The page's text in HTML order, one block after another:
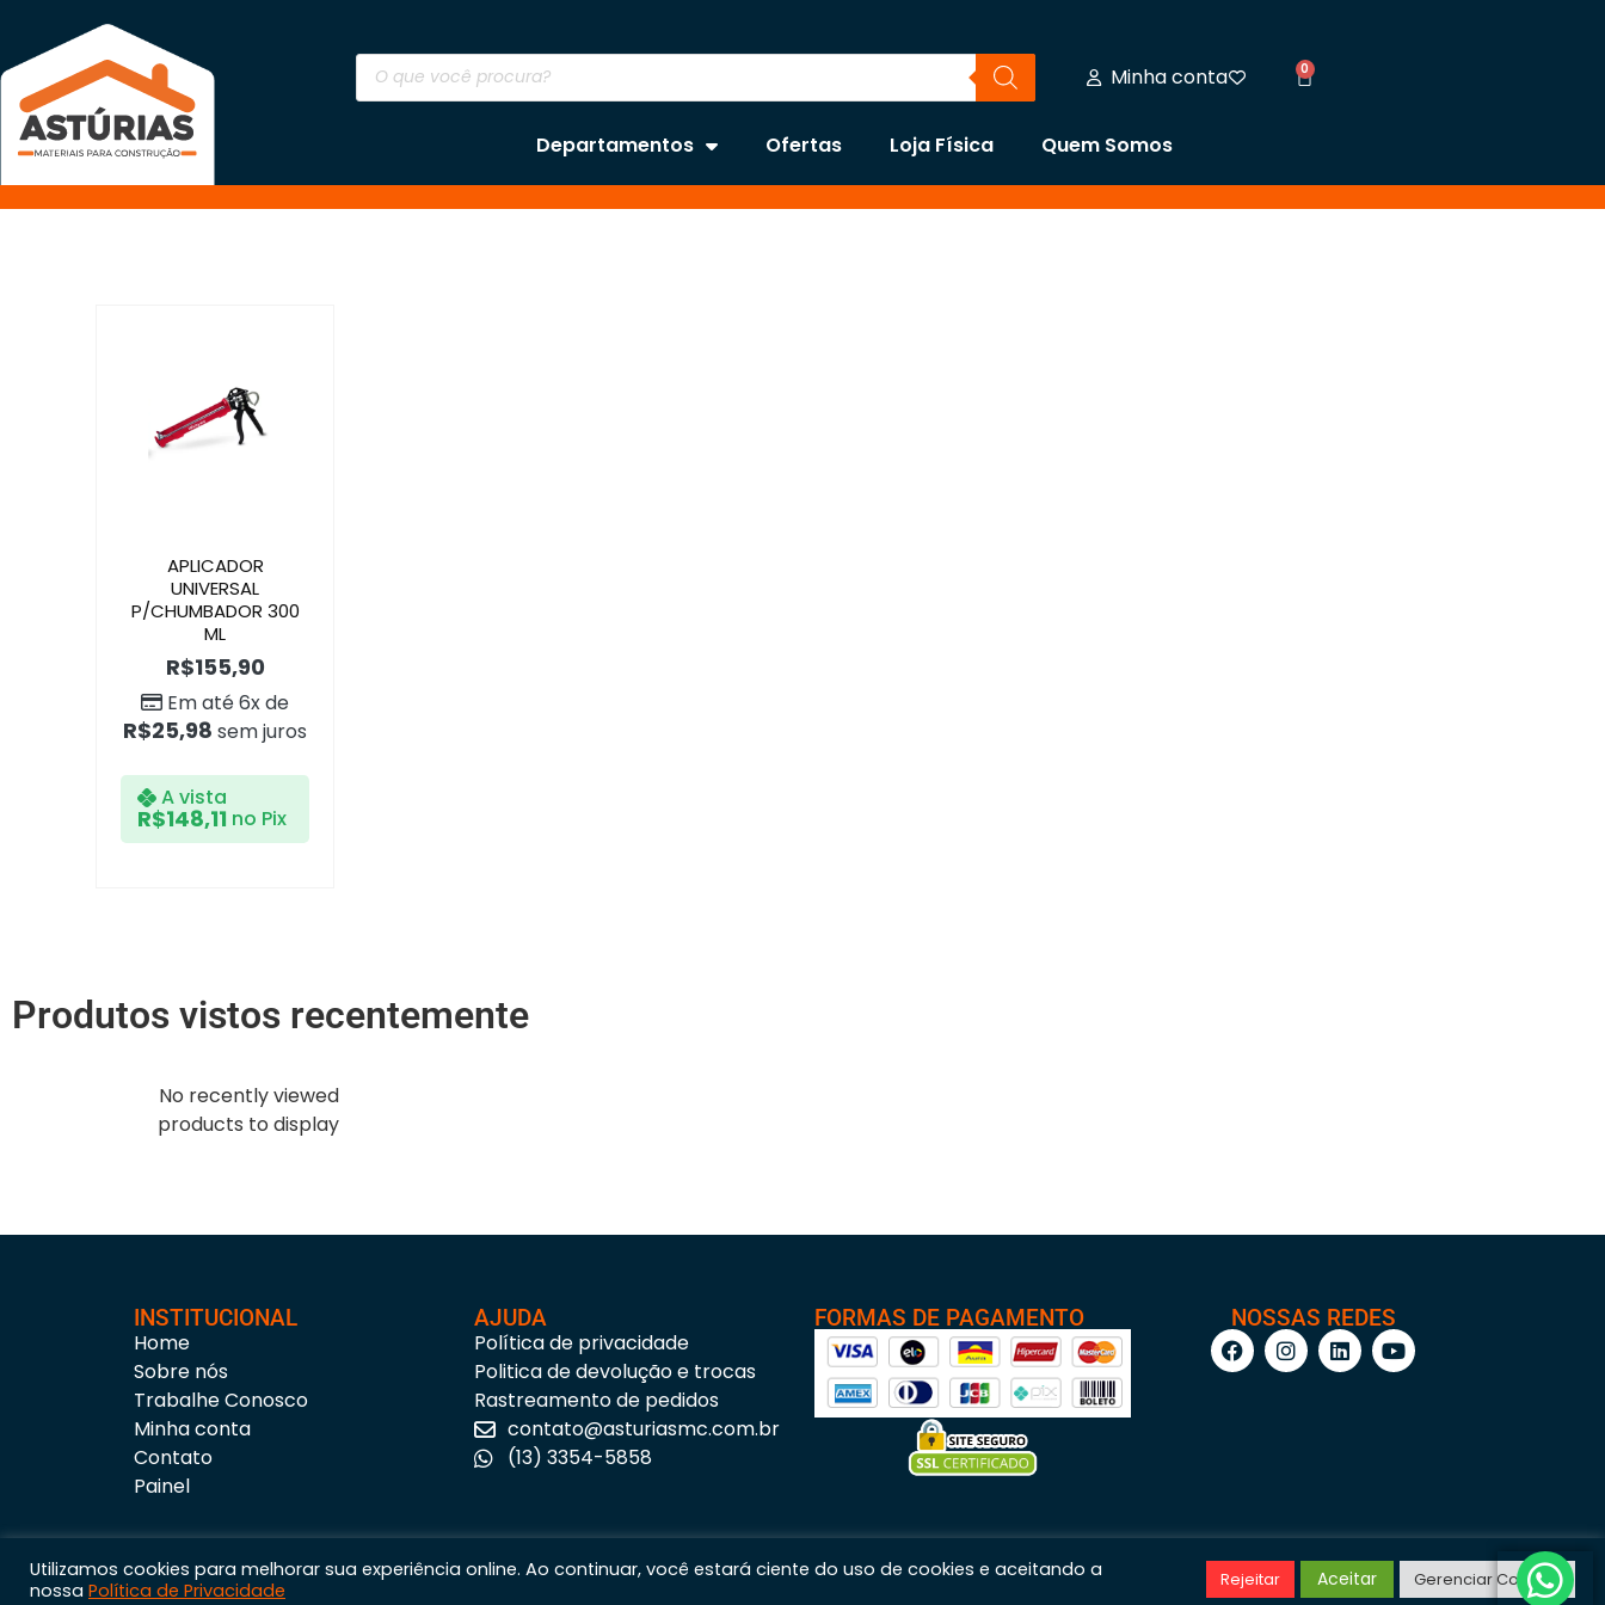
Minha conta 0
Departamentos Ofertas Loja Física Quem Somos
APLICADOR
UNIVERSAL
P/CHUMBADOR 300
ML
R$155,90
Em até 6x de
R$25,98 sem juros
A vista
R$148,11 no Pix
Produtos vistos recentemente
No recently viewed
products to display
INSTITUCIONAL
Home
Sobre nós
Trabalhe Conosco
Minha conta
Contato
Painel
AJUDA
Política de privacidade
Politica de devolução e trocas
Rastreamento de pedidos
contato@asturiasmc.com.br
(13) 3354-5858
FORMAS DE PAGAMENTO NOSSAS REDES
Utilizamos cookies para melhorar sua experiência online. Ao continuar, você estará ciente do uso de cookies e aceitando a
nossa Política de Privacidade Rejeitar Aceitar Gerenciar Cookies